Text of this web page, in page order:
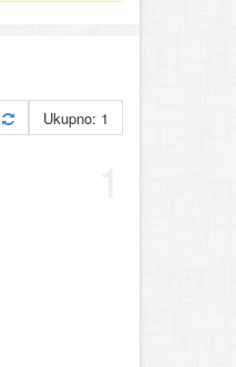
Ukupno: 1